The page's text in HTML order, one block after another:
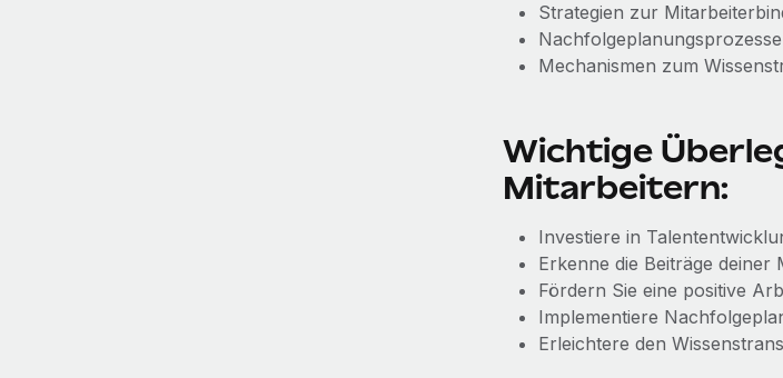
Strategien zur
Mechanismen zum
Wichtige
Mitarbeitern:
Investiere in
Erkenne die Beiträge deiner
Fördern Sie eine positive
Implementiere
Erleichtere den